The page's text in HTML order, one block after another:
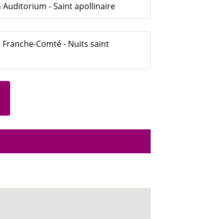
Auditorium - Saint apollinaire
Comté - Nuits saint